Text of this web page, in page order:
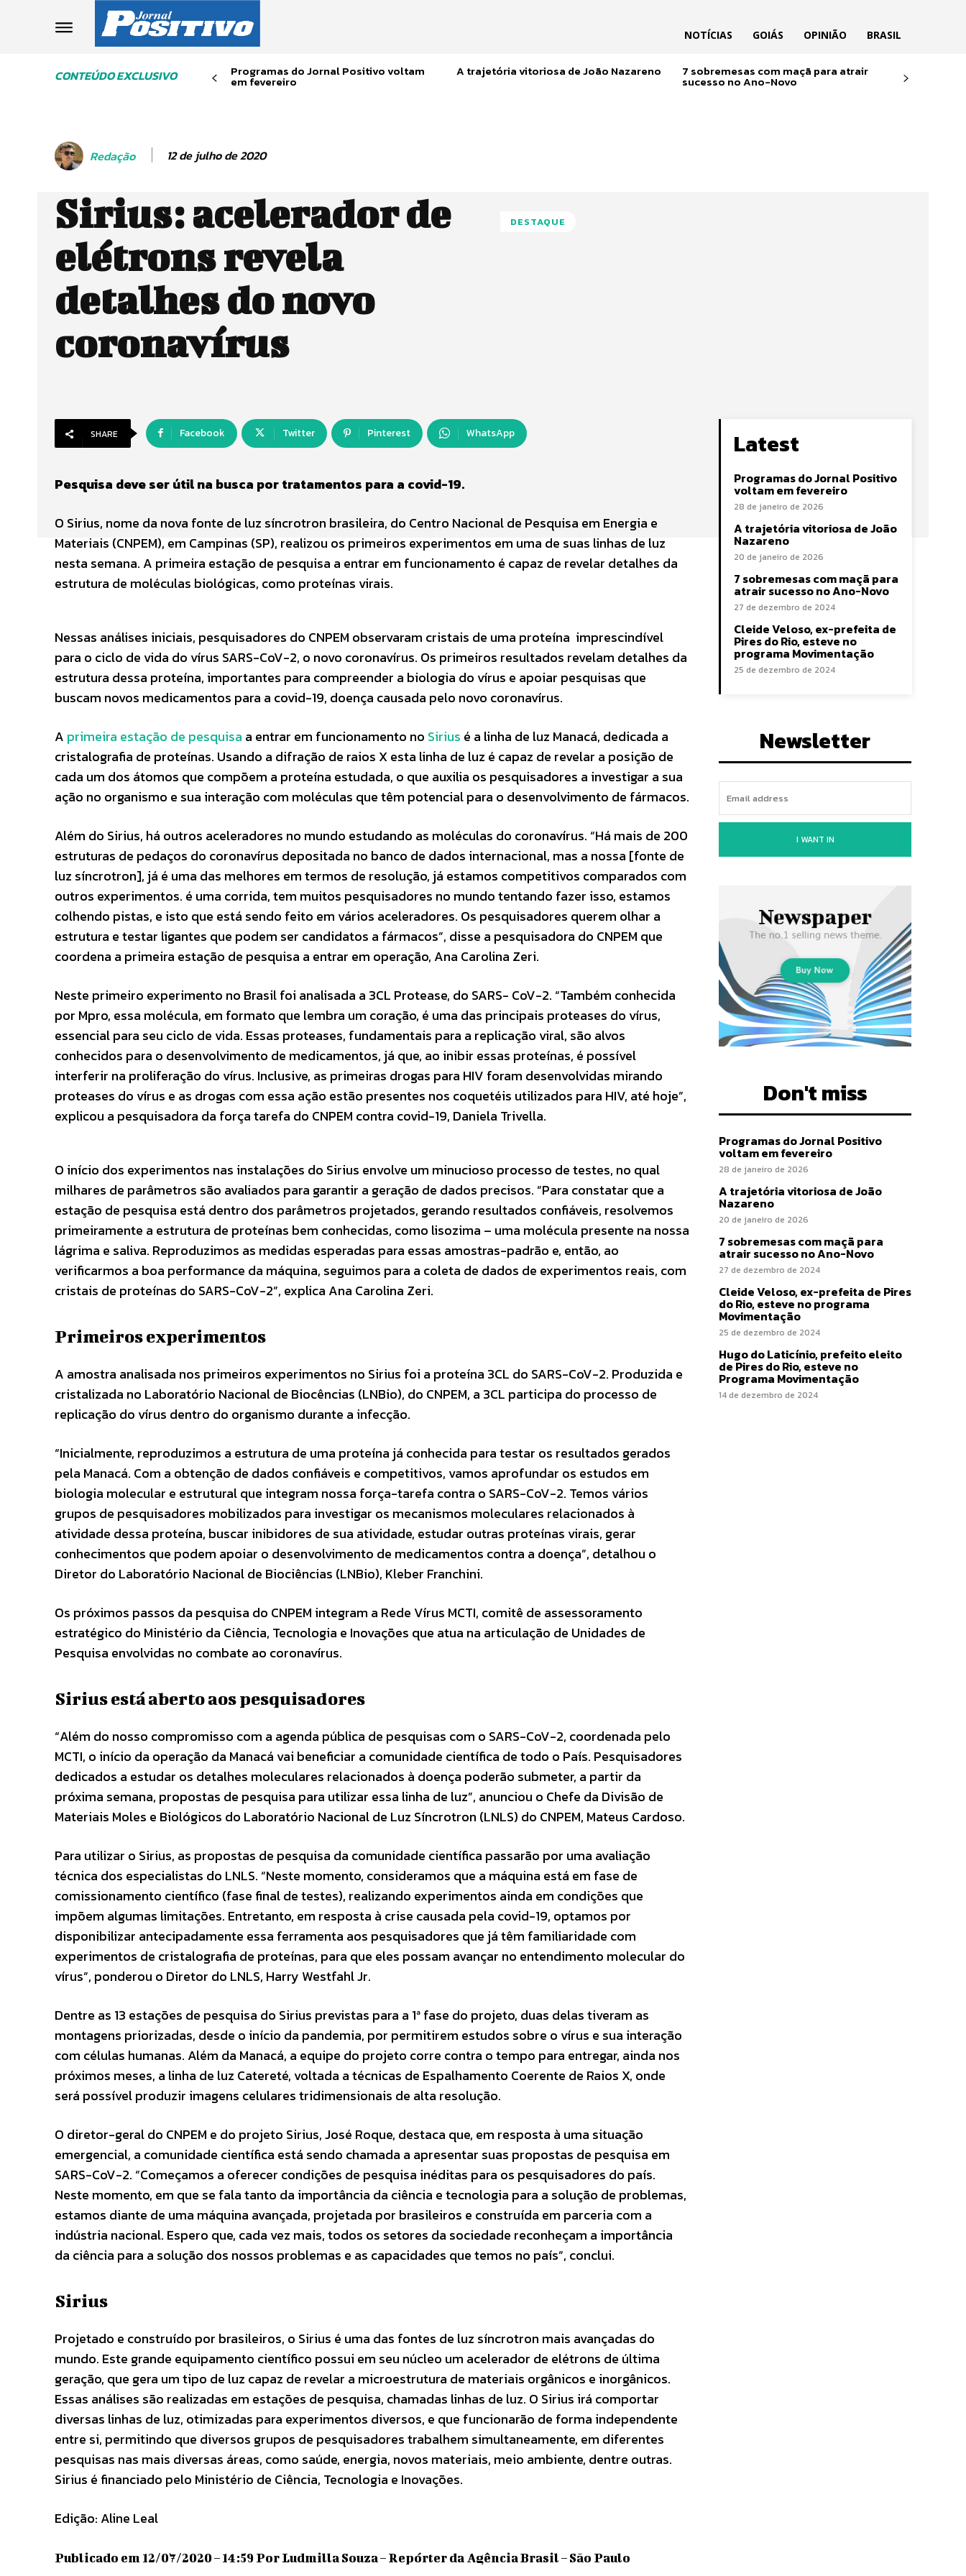
NOTÍCIAS GOIÁS OPINIÃO BRASIL
CONTEÚDO EXCLUSIVO Programas do Jornal Positivo voltam
em fevereiro
A trajetória vitoriosa de João Nazareno 7 sobremesas com maçã para atrair
sucesso no Ano-Novo
Redação 12 de julho de 2020
Sirius: acelerador de
elétrons revela
detalhes do novo
coronavírus
DESTAQUE
SHARE Facebook Twitter Pinterest WhatsApp
Pesquisa deve ser útil na busca por tratamentos para a covid-19.
O Sirius, nome da nova fonte de luz síncrotron brasileira, do Centro Nacional de Pesquisa em Energia e
Materiais (CNPEM), em Campinas (SP), realizou os primeiros experimentos em uma de suas linhas de luz
nesta semana. A primeira estação de pesquisa a entrar em funcionamento é capaz de revelar detalhes da
estrutura de moléculas biológicas, como proteínas virais.
Nessas análises iniciais, pesquisadores do CNPEM observaram cristais de uma proteína imprescindível
para o ciclo de vida do vírus SARS-CoV-2, o novo coronavírus. Os primeiros resultados revelam detalhes da
estrutura dessa proteína, importantes para compreender a biologia do vírus e apoiar pesquisas que
buscam novos medicamentos para a covid-19, doença causada pelo novo coronavírus.
A primeira estação de pesquisa a entrar em funcionamento no Sirius é a linha de luz Manacá, dedicada a
cristalografia de proteínas. Usando a difração de raios X esta linha de luz é capaz de revelar a posição de
cada um dos átomos que compõem a proteína estudada, o que auxilia os pesquisadores a investigar a sua
ação no organismo e sua interação com moléculas que têm potencial para o desenvolvimento de fármacos.
Além do Sirius, há outros aceleradores no mundo estudando as moléculas do coronavírus. “Há mais de 200
estruturas de pedaços do coronavírus depositada no banco de dados internacional, mas a nossa [fonte de
luz síncrotron], já é uma das melhores em termos de resolução, já estamos competitivos comparados com
outros experimentos. é uma corrida, tem muitos pesquisadores no mundo tentando fazer isso, estamos
colhendo pistas, e isto que está sendo feito em vários aceleradores. Os pesquisadores querem olhar a
estrutura e testar ligantes que podem ser candidatos a fármacos”, disse a pesquisadora do CNPEM que
coordena a primeira estação de pesquisa a entrar em operação, Ana Carolina Zeri.
Neste primeiro experimento no Brasil foi analisada a 3CL Protease, do SARS- CoV-2. “Também conhecida
por Mpro, essa molécula, em formato que lembra um coração, é uma das principais proteases do vírus,
essencial para seu ciclo de vida. Essas proteases, fundamentais para a replicação viral, são alvos
conhecidos para o desenvolvimento de medicamentos, já que, ao inibir essas proteínas, é possível
interferir na proliferação do vírus. Inclusive, as primeiras drogas para HIV foram desenvolvidas mirando
proteases do vírus e as drogas com essa ação estão presentes nos coquetéis utilizados para HIV, até hoje”,
explicou a pesquisadora da força tarefa do CNPEM contra covid-19, Daniela Trivella.
O início dos experimentos nas instalações do Sirius envolve um minucioso processo de testes, no qual
milhares de parâmetros são avaliados para garantir a geração de dados precisos. “Para constatar que a
estação de pesquisa está dentro dos parâmetros projetados, gerando resultados confiáveis, resolvemos
primeiramente a estrutura de proteínas bem conhecidas, como lisozima – uma molécula presente na nossa
lágrima e saliva. Reproduzimos as medidas esperadas para essas amostras-padrão e, então, ao
verificarmos a boa performance da máquina, seguimos para a coleta de dados de experimentos reais, com
cristais de proteínas do SARS-CoV-2”, explica Ana Carolina Zeri.
Primeiros experimentos
A amostra analisada nos primeiros experimentos no Sirius foi a proteína 3CL do SARS-CoV-2. Produzida e
cristalizada no Laboratório Nacional de Biocências (LNBio), do CNPEM, a 3CL participa do processo de
replicação do vírus dentro do organismo durante a infecção.
“Inicialmente, reproduzimos a estrutura de uma proteína já conhecida para testar os resultados gerados
pela Manacá. Com a obtenção de dados confiáveis e competitivos, vamos aprofundar os estudos em
biologia molecular e estrutural que integram nossa força-tarefa contra o SARS-CoV-2. Temos vários
grupos de pesquisadores mobilizados para investigar os mecanismos moleculares relacionados à
atividade dessa proteína, buscar inibidores de sua atividade, estudar outras proteínas virais, gerar
conhecimentos que podem apoiar o desenvolvimento de medicamentos contra a doença”, detalhou o
Diretor do Laboratório Nacional de Biociências (LNBio), Kleber Franchini.
Os próximos passos da pesquisa do CNPEM integram a Rede Vírus MCTI, comitê de assessoramento
estratégico do Ministério da Ciência, Tecnologia e Inovações que atua na articulação de Unidades de
Pesquisa envolvidas no combate ao coronavírus.
Sirius está aberto aos pesquisadores
“Além do nosso compromisso com a agenda pública de pesquisas com o SARS-CoV-2, coordenada pelo
MCTI, o início da operação da Manacá vai beneficiar a comunidade científica de todo o País. Pesquisadores
dedicados a estudar os detalhes moleculares relacionados à doença poderão submeter, a partir da
próxima semana, propostas de pesquisa para utilizar essa linha de luz”, anunciou o Chefe da Divisão de
Materiais Moles e Biológicos do Laboratório Nacional de Luz Síncrotron (LNLS) do CNPEM, Mateus Cardoso.
Para utilizar o Sirius, as propostas de pesquisa da comunidade científica passarão por uma avaliação
técnica dos especialistas do LNLS. “Neste momento, consideramos que a máquina está em fase de
comissionamento científico (fase final de testes), realizando experimentos ainda em condições que
impõem algumas limitações. Entretanto, em resposta à crise causada pela covid-19, optamos por
disponibilizar antecipadamente essa ferramenta aos pesquisadores que já têm familiaridade com
experimentos de cristalografia de proteínas, para que eles possam avançar no entendimento molecular do
vírus”, ponderou o Diretor do LNLS, Harry Westfahl Jr.
Dentre as 13 estações de pesquisa do Sirius previstas para a 1ª fase do projeto, duas delas tiveram as
montagens priorizadas, desde o início da pandemia, por permitirem estudos sobre o vírus e sua interação
com células humanas. Além da Manacá, a equipe do projeto corre contra o tempo para entregar, ainda nos
próximos meses, a linha de luz Catereté, voltada a técnicas de Espalhamento Coerente de Raios X, onde
será possível produzir imagens celulares tridimensionais de alta resolução.
O diretor-geral do CNPEM e do projeto Sirius, José Roque, destaca que, em resposta à uma situação
emergencial, a comunidade científica está sendo chamada a apresentar suas propostas de pesquisa em
SARS-CoV-2. “Começamos a oferecer condições de pesquisa inéditas para os pesquisadores do país.
Neste momento, em que se fala tanto da importância da ciência e tecnologia para a solução de problemas,
estamos diante de uma máquina avançada, projetada por brasileiros e construída em parceria com a
indústria nacional. Espero que, cada vez mais, todos os setores da sociedade reconheçam a importância
da ciência para a solução dos nossos problemas e as capacidades que temos no país”, conclui.
Sirius
Projetado e construído por brasileiros, o Sirius é uma das fontes de luz síncrotron mais avançadas do
mundo. Este grande equipamento científico possui em seu núcleo um acelerador de elétrons de última
geração, que gera um tipo de luz capaz de revelar a microestrutura de materiais orgânicos e inorgânicos.
Essas análises são realizadas em estações de pesquisa, chamadas linhas de luz. O Sirius irá comportar
diversas linhas de luz, otimizadas para experimentos diversos, e que funcionarão de forma independente
entre si, permitindo que diversos grupos de pesquisadores trabalhem simultaneamente, em diferentes
pesquisas nas mais diversas áreas, como saúde, energia, novos materiais, meio ambiente, dentre outras.
Sirius é financiado pelo Ministério de Ciência, Tecnologia e Inovações.
Edição: Aline Leal
Publicado em 12/07/2020 – 14:59 Por Ludmilla Souza – Repórter da Agência Brasil – São Paulo
Latest
Programas do Jornal Positivo
voltam em fevereiro
28 de janeiro de 2026
A trajetória vitoriosa de João
Nazareno
20 de janeiro de 2026
7 sobremesas com maçã para
atrair sucesso no Ano-Novo
27 de dezembro de 2024
Cleide Veloso, ex-prefeita de
Pires do Rio, esteve no
programa Movimentação
25 de dezembro de 2024
Newsletter
I WANT IN
Don't miss
Programas do Jornal Positivo
voltam em fevereiro
28 de janeiro de 2026
A trajetória vitoriosa de João
Nazareno
20 de janeiro de 2026
7 sobremesas com maçã para
atrair sucesso no Ano-Novo
27 de dezembro de 2024
Cleide Veloso, ex-prefeita de Pires
do Rio, esteve no programa
Movimentação
25 de dezembro de 2024
Hugo do Laticínio, prefeito eleito
de Pires do Rio, esteve no
Programa Movimentação
14 de dezembro de 2024